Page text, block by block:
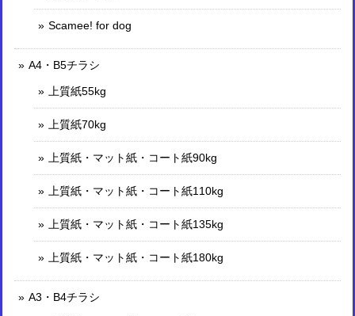
Scamee! for dog
A4・B5チラシ
上質紙55kg
上質紙70kg
上質紙・マット紙・コート紙90kg
上質紙・マット紙・コート紙110kg
上質紙・マット紙・コート紙135kg
上質紙・マット紙・コート紙180kg
A3・B4チラシ